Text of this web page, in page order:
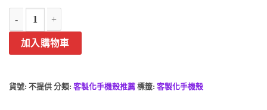
犀牛盾客製化手機殼 SolidSuit｜獨家浮雕/燙金/照片訂製不掉漆 -
加入購物車
貨號: 不提供 分類: 客製化手機殼推薦 標籤: 客製化手機殼